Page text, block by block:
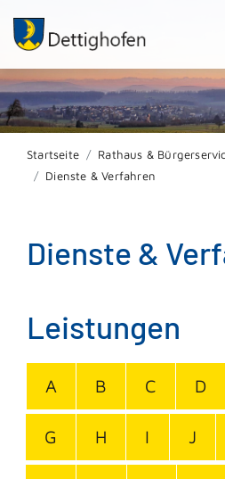
Startseite Rathaus &
Dienste & Verfahren
Dienste &
Leistungen
A B C D
G H I J